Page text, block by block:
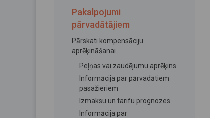
Pakalpojumi
pārvadātājiem
Pārskati kompensāciju
aprēķināšanai
Peļņas vai zaudējumu aprēķins
Informācija par pārvadātiem
pasažieriem
Izmaksu un tarifu prognozes
Informācija par